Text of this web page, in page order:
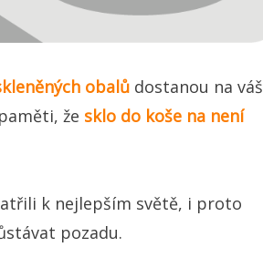
obalů dostanou na váš
že sklo do koše na není
k nejlepším světě, i proto
pozadu.